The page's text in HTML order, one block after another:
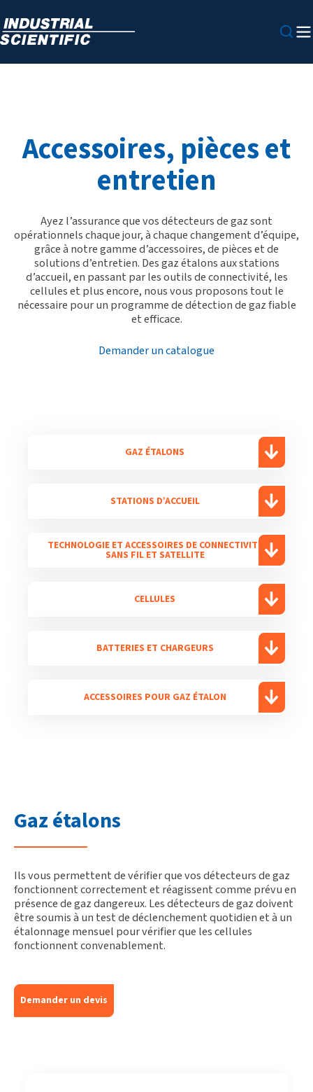
Accessoires, pièces et
entretien
Ayez l’assurance que vos détecteurs de gaz sont
opérationnels chaque jour, à chaque changement d’équipe,
grâce à notre gamme d’accessoires, de pièces et de
solutions d’entretien. Des gaz étalons aux stations
d’accueil, en passant par les outils de connectivité, les
cellules et plus encore, nous vous proposons tout le
nécessaire pour un programme de détection de gaz fiable
et efficace.
Demander un catalogue
GAZ ÉTALONS
STATIONS D’ACCUEIL
TECHNOLOGIE ET ACCESSOIRES DE CONNECTIVITÉ
SANS FIL ET SATELLITE
CELLULES
BATTERIES ET CHARGEURS
ACCESSOIRES POUR GAZ ÉTALON
Gaz étalons
Ils vous permettent de vérifier que vos détecteurs de gaz
fonctionnent correctement et réagissent comme prévu en
présence de gaz dangereux. Les détecteurs de gaz doivent
être soumis à un test de déclenchement quotidien et à un
étalonnage mensuel pour vérifier que les cellules
fonctionnent convenablement.
Demander un devis